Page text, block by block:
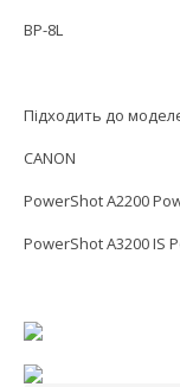
BP-8L
Підходить до
CANON
PowerShot A2200
PowerShot A3200 IS